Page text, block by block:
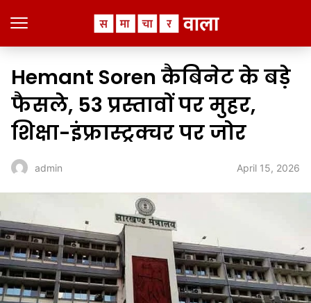
Hemant Soren कैबिनेट के बड़े
फैसले, 53 प्रस्तावों पर मुहर,
शिक्षा-इंफ्रास्ट्रक्चर पर जोर
admin April 15, 2026